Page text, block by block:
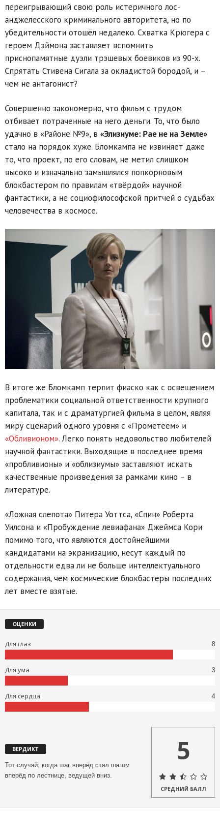
переигрывающий свою роль истеричного лос-
анджелесского криминального авторитета, но по
убедительности отошёл недалеко. Схватка Крюгера с
героем Дэймона заставляет вспомнить
приснопамятные дуэли трэшевых боевиков из 90-х.
Спрятать Стивена Сигала за окладистой бородой, и –
чем не антагонист?
Совершенно закономерно, что фильм с трудом
отбивает потраченные на него деньги. То, что было
удачно в «Районе №9», в «Элизиуме: Рае не на Земле»
стало на порядок хуже. Бломкампа не извиняет даже
то, что проект, по его словам, не метил слишком
высоко и изначально замышлялся попкорновым
блокбастером по правилам «твёрдой» научной
фантастики, а не социофилософской притчей о судьбах
человечества в космосе.
В итоге же Бломкамп терпит фиаско как с освещением
проблематики социальной ответственности крупного
капитала, так и с драматургией фильма в целом, являя
миру сценарий одного уровня с «Прометеем» и
«Обливионом». Легко понять недовольство любителей
научной фантастики. Выходящие в последнее время
«пробливионы» и «облизиумы» заставляют искать
качественные произведения за рамками кино – в
литературе.
«Ложная слепота» Питера Уоттса, «Спин» Роберта
Уилсона и «Пробуждение левиафана» Джеймса Кори
помимо того, что являются достойнейшими
кандидатами на экранизацию, несут каждый по
отдельности едва ли не больше интеллектуального
содержания, чем космические блокбастеры последних
лет вместе взятые.
ОЦЕНКИ
Для глаз 8
Для ума 3
Для сердца 4
ВЕРДИКТ
Тот случай, когда шаг вперёд стал шагом
вперёд по лестнице, ведущей вниз.
5
СРЕДНИЙ БАЛЛ